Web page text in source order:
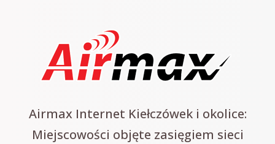
Airmax Internet Kiełczówek i okolice:
Miejscowości objęte zasięgiem sieci